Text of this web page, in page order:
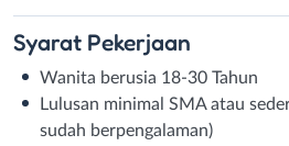
Syarat Pekerjaan
Wanita berusia 18-30 Tahun
Lulusan minimal SMA atau
sudah berpengalaman)